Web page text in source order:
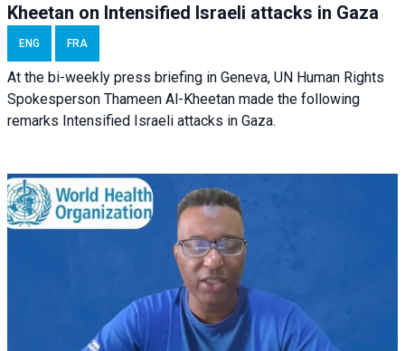
Kheetan on Intensified Israeli attacks in Gaza
ENG FRA
At the bi-weekly press briefing in Geneva, UN Human Rights
Spokesperson Thameen Al-Kheetan made the following
remarks Intensified Israeli attacks in Gaza.